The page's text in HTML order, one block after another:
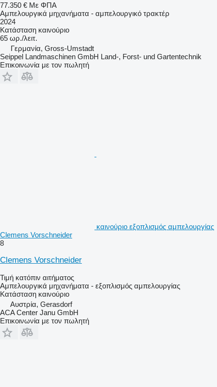
77.350 € Με ΦΠΑ
Αμπελουργικά μηχανήματα - αμπελουργικό τρακτέρ
2024
Κατάσταση καινούριο
65 ωρ./λειτ.
Γερμανία, Gross-Umstadt
Seippel Landmaschinen GmbH Land-, Forst- und Gartentechnik
Επικοινωνία με τον πωλητή
καινούριο εξοπλισμός αμπελουργίας
Clemens Vorschneider
8
Clemens Vorschneider
Τιμή κατόπιν αιτήματος
Αμπελουργικά μηχανήματα - εξοπλισμός αμπελουργίας
Κατάσταση καινούριο
Αυστρία, Gerasdorf
ACA Center Janu GmbH
Επικοινωνία με τον πωλητή